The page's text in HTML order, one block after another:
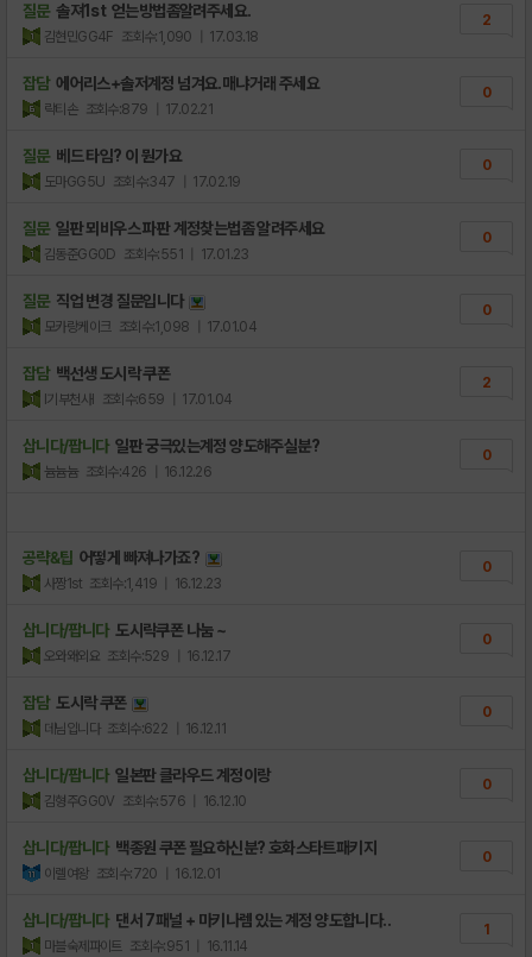
질문 솔져1st 얻는방법좀알려주세요.
김현민GG4F 조회수:1,090 | 17.03.18
2
잡담 에어리스+솔저계정 넘겨요.매냐거래 주세요
락티손 조회수:879 | 17.02.21
0
질문 베드 타임? 이 뭔가요
도마GG5U 조회수:347 | 17.02.19
0
질문 일판 뫼비우스 파판 계정찾는법좀 알려주세요
김동준GG0D 조회수:551 | 17.01.23
0
질문 직업 변경 질문입니다
모카랑케이크 조회수:1,098 | 17.01.04
0
잡담 백선생 도시락 쿠폰
l기부천사l 조회수:659 | 17.01.04
2
삽니다/팝니다 일판 궁극있는계정 양도해주실분?
늄늄늄 조회수:426 | 16.12.26
0
공략&팁 어떻게 빠져나가죠?
사짱1st 조회수:1,419 | 16.12.23
0
삽니다/팝니다 도시락쿠폰 나눔 ~
오와왜외요 조회수:529 | 16.12.17
0
잡담 도시락 쿠폰
데님입니다 조회수:622 | 16.12.11
0
삽니다/팝니다 일본판 클라우드 계정이랑
김형주GG0V 조회수:576 | 16.12.10
0
삽니다/팝니다 백종원 쿠폰 필요하신분? 호화스타트패키지
이렐여왕 조회수:720 | 16.12.01
0
삽니다/팝니다 댄서 7패널 + 마키나렘 있는 계정 양도합니다..
마블숙제파이트 조회수:951 | 16.11.14
1